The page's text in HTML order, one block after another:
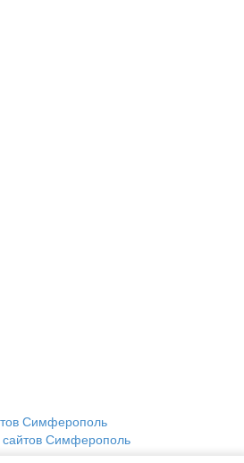
Симферополь
Симферополь